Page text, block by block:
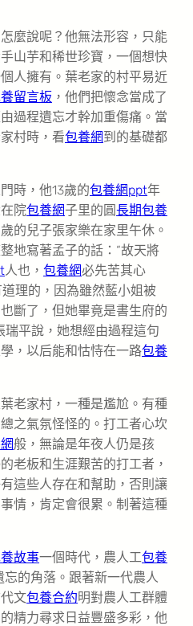
麼說呢？他無法形容，只能
山芋和稀世珍寶，一個想快
人擁有。葉老家的村平易近
留言板 ，他們把懷念當成了
過程遺忘才幹加重傷痛。當
村時，看包養網到的基礎都
時，他13歲的包養網ppt年
院包養網子里的圓長期包養
的兒子張家樂在家里午休。
地寫著孟子的話：“故天將
人也， 包養網必先苦其心
理的，因為雖然藍小姐被
斷了，但她畢竟是書生府的
瑞平說，她想經由過程這句
，以后能和怙恃在一路包養
老家村，一種是尷尬。有種
之氣氛怪怪的。打工者心坎
般，無論是年夜人仍是孩
老板和生涯艱苦的打工者，
這些人存在和幫助，否則讓
情，肯定會很累。制著這種
故事一個時代，農人工包養
忘的角落。跟著新一代農人
文包養合約明對農人工群體
精力尋求日益豐盛多彩，他